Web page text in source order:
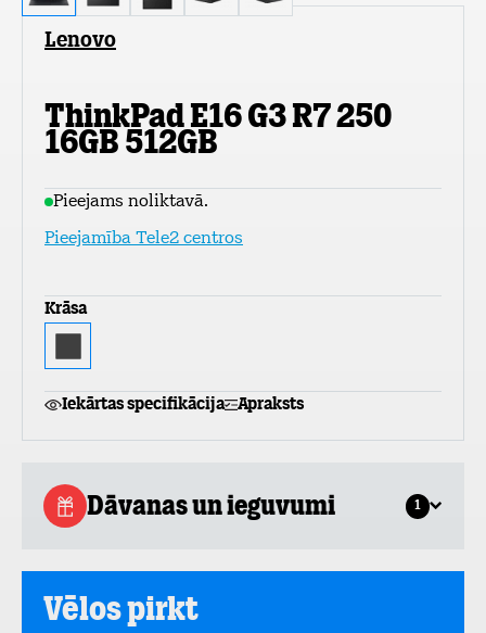
Lenovo
ThinkPad E16 G3 R7 250
16GB 512GB
Pieejams noliktavā.
Pieejamība Tele2 centros
Krāsa
Iekārtas specifikācija Apraksts
Dāvanas un ieguvumi 1
Vēlos pirkt